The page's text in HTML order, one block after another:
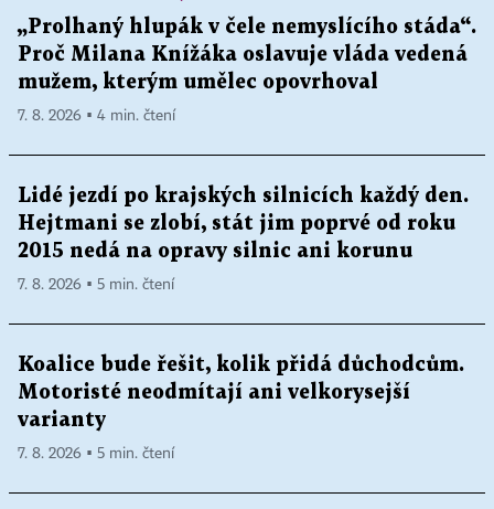
„Prolhaný hlupák v čele nemyslícího stáda“.
Proč Milana Knížáka oslavuje vláda vedená
mužem, kterým umělec opovrhoval
7. 8. 2026 ▪ 4 min. čtení
Lidé jezdí po krajských silnicích každý den.
Hejtmani se zlobí, stát jim poprvé od roku
2015 nedá na opravy silnic ani korunu
7. 8. 2026 ▪ 5 min. čtení
Koalice bude řešit, kolik přidá důchodcům.
Motoristé neodmítají ani velkorysejší
varianty
7. 8. 2026 ▪ 5 min. čtení